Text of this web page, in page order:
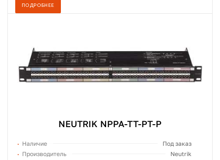
ПОДРОБНЕЕ
NEUTRIK NPPA-TT-PT-P
Наличие
Под заказ
Производитель
Neutrik